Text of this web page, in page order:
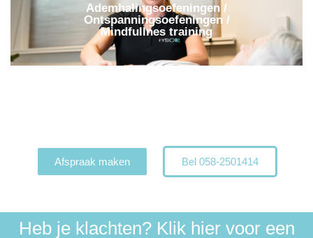
Ademhalingsoefeningen /
Ontspanningsoefeningen /
Mindfullnes training
Afspraak maken Bel 058-2501414
Heb je klachten? Klik hier voor een